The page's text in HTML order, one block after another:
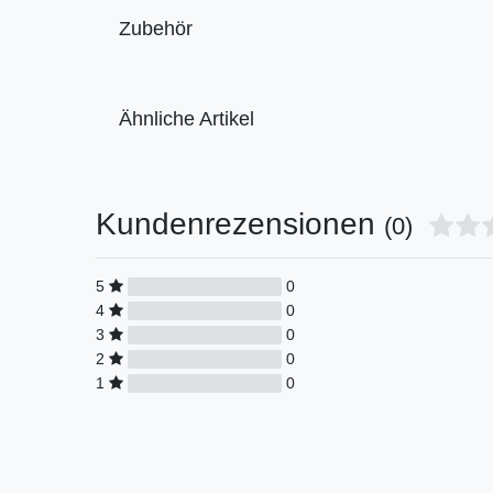
Zubehör
Ähnliche Artikel
Kundenrezensionen (0)
5
0
4
0
3
0
2
0
1
0